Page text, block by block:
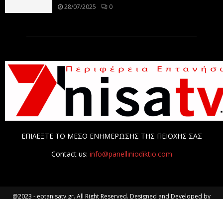
28/07/2025 0
ΕΠΙΛΕΞΤΕ ΤΟ ΜΕΣΟ ΕΝΗΜΕΡΩΣΗΣ ΤΗΣ ΠΕΙΟΧΗΣ ΣΑΣ
Contact us: info@panelliniodiktio.com
@2023 - eptanisatv.gr. All Right Reserved. Designed and Developed by